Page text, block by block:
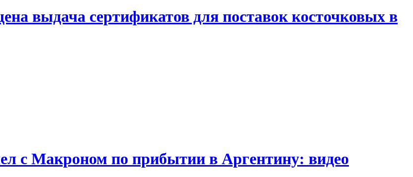
выдача сертификатов для поставок косточковых в
с Макроном по прибытии в Аргентину: видео